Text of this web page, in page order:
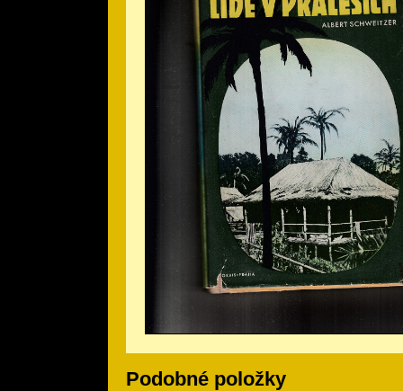
Podobné položky